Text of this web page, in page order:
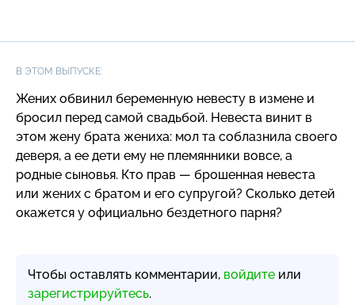
В ЭТОМ ВЫПУСКЕ:
Жених обвинил беременную невесту в измене и
бросил перед самой свадьбой. Невеста винит в
этом жену брата жениха: мол та соблазнила своего
деверя, а ее дети ему не племянники вовсе, а
родные сыновья. Кто прав — брошенная невеста
или жених с братом и его супругой? Сколько детей
окажется у официально бездетного парня?
Чтобы оставлять комментарии, войдите или
зарегистрируйтесь.